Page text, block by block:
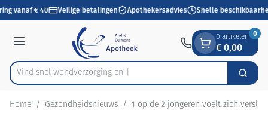
Ga naar de inhoud
1 van 1
vanaf € 40 Veilige betalingen Apothekersadvies Snelle
Menu
Product, merk, categorie...
Vind snel wondverzorging Zoek
0 artikelen
€ 0,00
0
Home / Gezondheidsnieuws / 1 op de 2 jongeren voelt zich